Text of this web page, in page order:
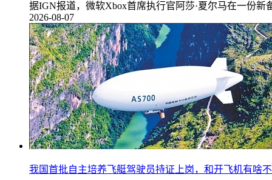
据IGN报道，微软Xbox首席执行官阿莎·夏尔马在一份
2026-08-07
我国首批自主培养飞艇驾驶员持证上岗，和开飞机有啥